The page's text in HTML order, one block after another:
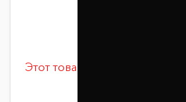
Этот товар сейчас